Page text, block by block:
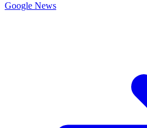
Google News